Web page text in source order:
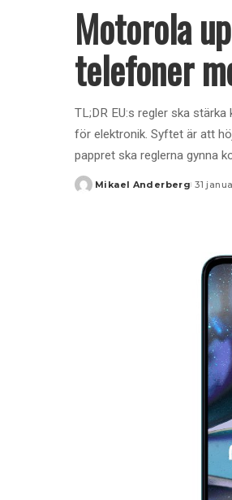
Motorola
telefoner
TL;DR EU:s regler ska
för elektronik. Syftet är att
pappret ska reglerna gynna
Posted
Mikael Anderberg 31